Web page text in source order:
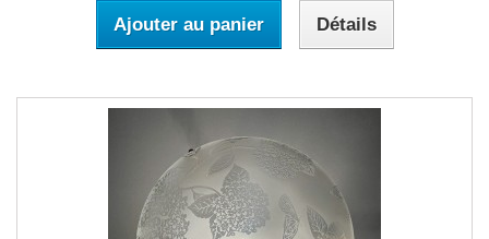
Ajouter au panier Détails